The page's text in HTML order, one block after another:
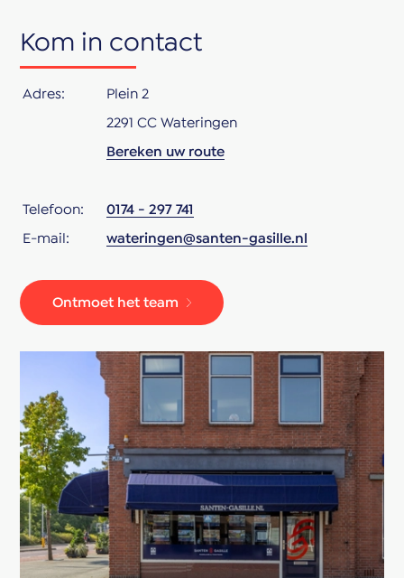
Kom in contact
Adres:
Plein 2
2291 CC Wateringen
Bereken uw route
Telefoon:
0174 - 297 741
E-mail:
wateringen@santen-gasille.nl
Ontmoet het team